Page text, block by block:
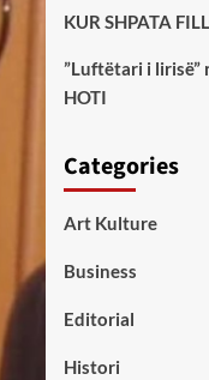
KUR SHPATA
”Luftëtari i lirisë”
HOTI
Categories
Art Kulture
Business
Editorial
Histori